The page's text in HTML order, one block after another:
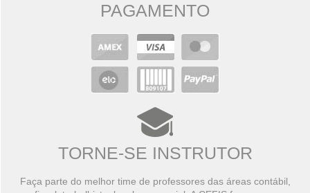
PAGAMENTO
TORNE-SE INSTRUTOR
Faça parte do melhor time de professores das áreas contábil,